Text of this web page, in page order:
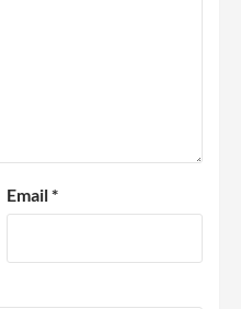
Email*